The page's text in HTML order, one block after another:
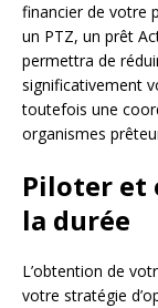
financier de votre
un PTZ, un prêt
permettra de
significativement
toutefois une
organismes
Piloter et
la durée
L’obtention de
votre stratégie